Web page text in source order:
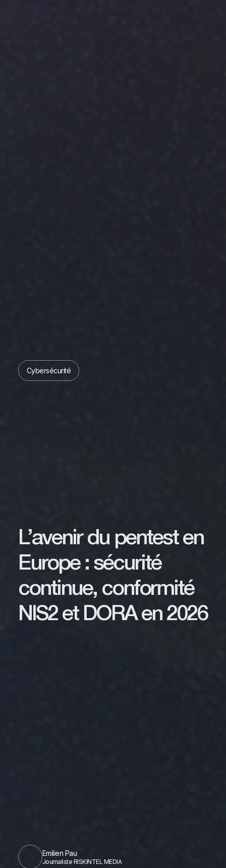
Cybersécurité
L’avenir du pentest en
Europe : sécurité
continue, conformité
NIS2 et DORA en 2026
Emilien Pau
Journaliste RISKINTEL MEDIA